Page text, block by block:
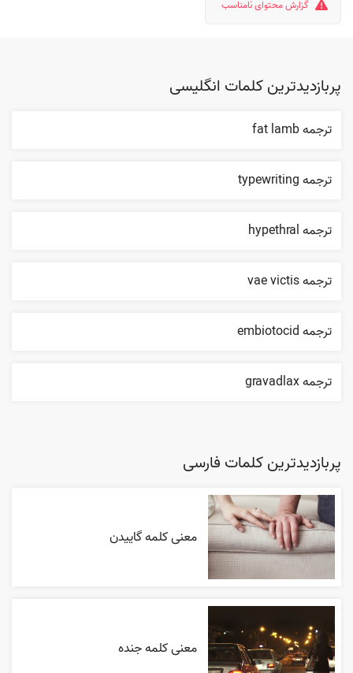
گزارش محتوای نامناسب
پربازدیدترین کلمات انگلیسی
ترجمه fat lamb
ترجمه typewriting
ترجمه hypethral
ترجمه vae victis
ترجمه embiotocid
ترجمه gravadlax
پربازدیدترین کلمات فارسی
معنی کلمه گاییدن
معنی کلمه جنده